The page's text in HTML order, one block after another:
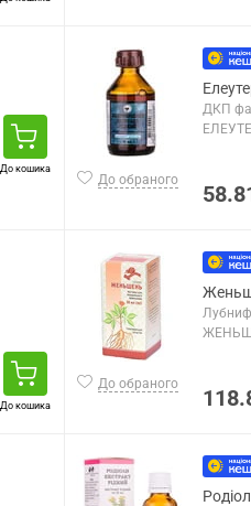
До кошика
До обраного
ДКП
До кошика
До обраного